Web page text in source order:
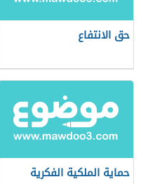
حق الانتفاع
حماية الملكية الفكرية